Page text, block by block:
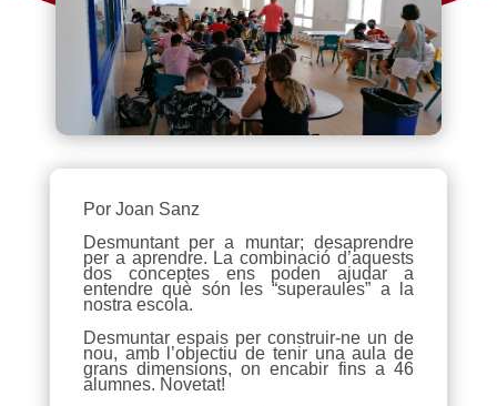
Por Joan Sanz
Desmuntant per a muntar; desaprendre
per a aprendre. La combinació d’aquests
dos conceptes ens poden ajudar a
entendre què són les “superaules” a la
nostra escola.
Desmuntar espais per construir-ne un de
nou, amb l’objectiu de tenir una aula de
grans dimensions, on encabir fins a 46
alumnes. Novetat!